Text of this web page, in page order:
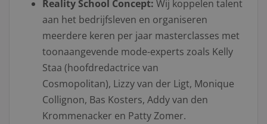
Reality School Concept: Wij koppelen talent
aan het bedrijfsleven en organiseren
meerdere keren per jaar masterclasses met
toonaangevende mode-experts zoals Kelly
Staa (hoofdredactrice van
Cosmopolitan), Lizzy van der Ligt, Monique
Collignon, Bas Kosters, Addy van den
Krommenacker en Patty Zomer.